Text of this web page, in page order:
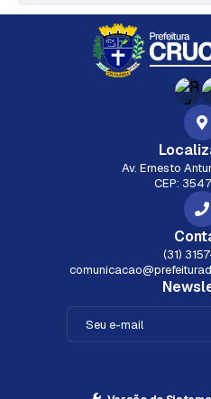
Av. Ernesto
CEP:
(31)